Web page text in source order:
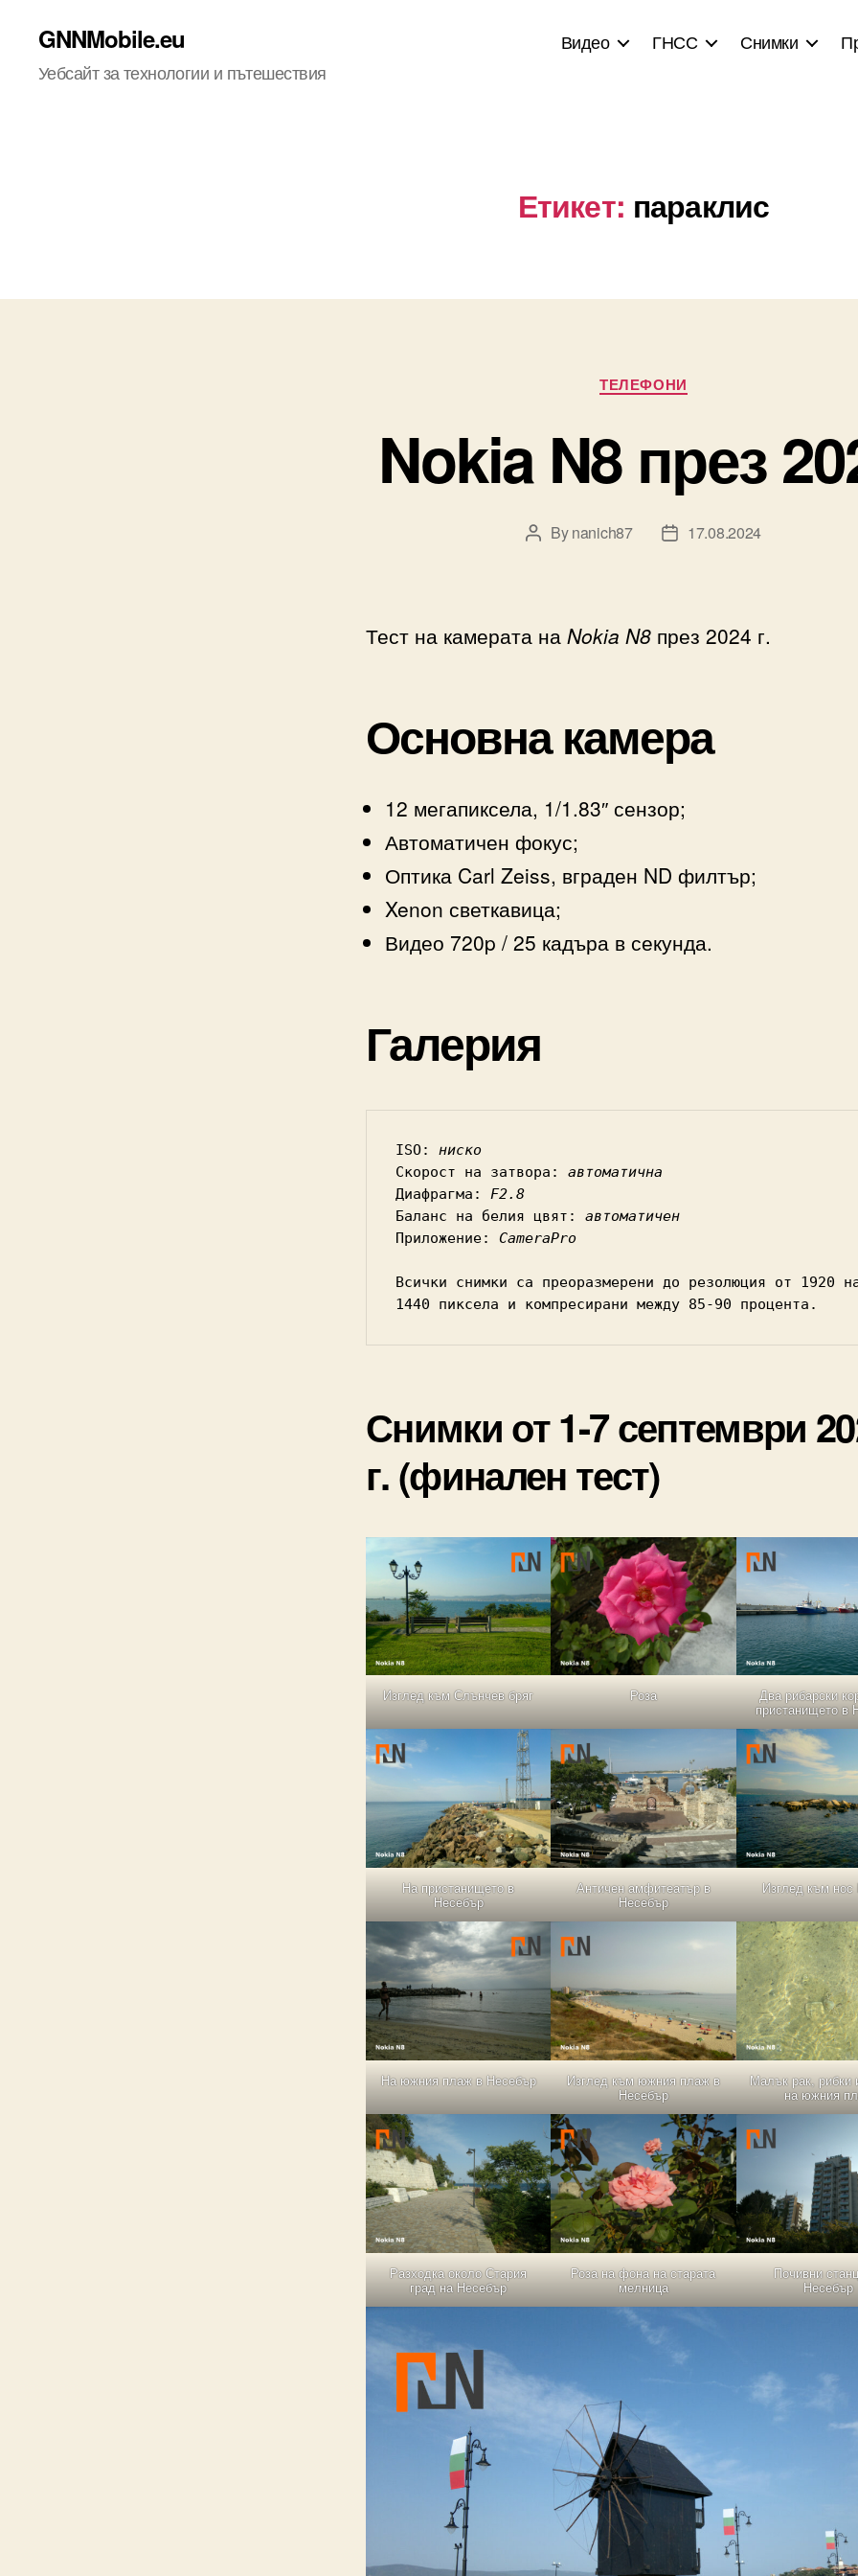
GNNMobile.eu
Уебсайт за технологии и пътешествия
Видео ГНСС Снимки
Етикет: параклис
Categories
ТЕЛЕФОНИ
Nokia N8 през
PostBynanich87
Post17.08.2024
Тест на камерата на Nokia N8 през 2024 г.
Основна камера
12 мегапиксела, 1/1.83″ сензор;
Автоматичен фокус;
Оптика Carl Zeiss, вграден ND филтър;
Xenon светкавица;
Видео 720p / 25 кадъра в секунда.
Галерия
ISO: ниско
Скорост на затвора: автоматична
Диафрагма: F2.8
Баланс на белия цвят: автоматичен
Приложение: CameraPro
Всички снимки са преоразмерени до резолюция от 1920
1440 пиксела и компресирани между 85-90 процента.
Снимки от 1-7 септември
г. (финален тест)
Изглед към Слънчев бряг Роза Два рибарски
пристанището в
На пристанището в
Несебър
Античен амфитеатър в
Несебър
Изглед към
На южния плаж в Несебър Изглед към южния плаж в
Несебър
Малък рак, рибки
на южния
Разходка около Стария
град на Несебър
Роза на фона на старата
мелница
Почивни
Несебър